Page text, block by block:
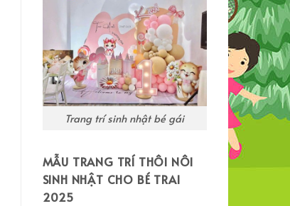
Trang trí sinh nhật bé gái
MẪU TRANG TRÍ THÔI NÔI
SINH NHẬT CHO BÉ TRAI
2025